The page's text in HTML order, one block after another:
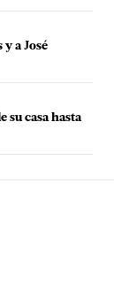
a José
su casa hasta